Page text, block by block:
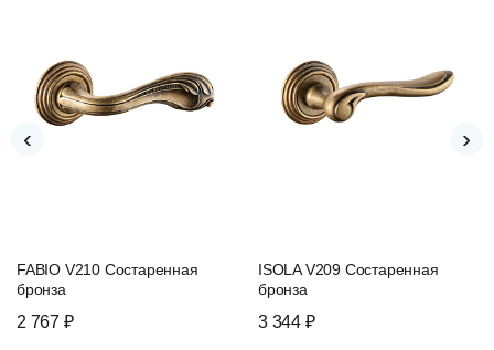
FABIO V210 Состаренная
бронза
2 767 ₽
ISOLA V209 Состаренная
бронза
3 344 ₽
‹ ›